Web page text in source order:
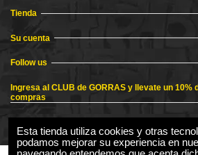
Tienda
Su cuenta
Follow us
Ingresa al CLUB de GORRAS y llevate un 10%
compras
Esta tienda utiliza cookies y otras
podamos mejorar su experiencia en